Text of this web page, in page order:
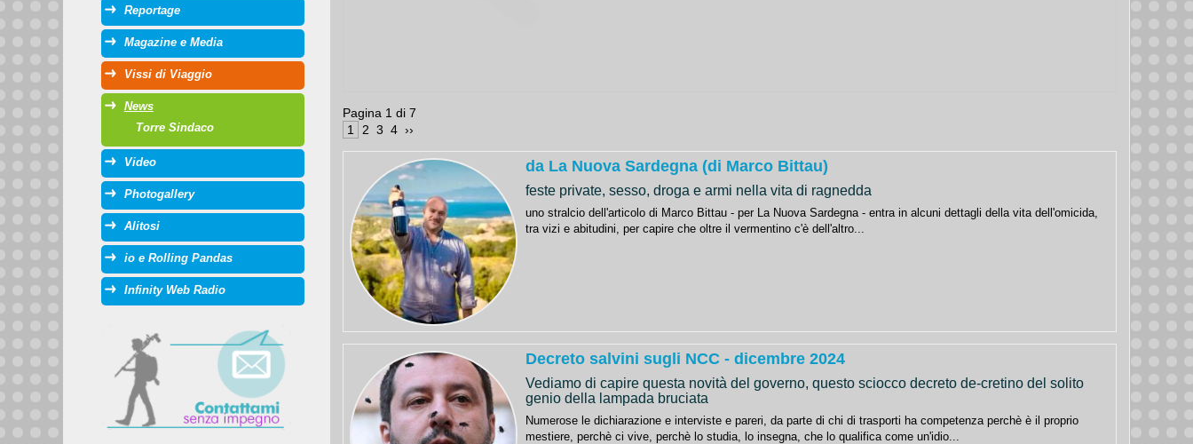
Pagina 1 di 7
1
2 3 4 ››
da La Nuova Sardegna (di Marco Bittau)
feste private, sesso, droga e armi nella vita di ragnedda
uno stralcio dell'articolo di Marco Bittau - per La Nuova Sardegna - entra in alcuni dettagli della vita dell'omicida,
tra vizi e abitudini, per capire che oltre il vermentino c'è dell'altro...
Decreto salvini sugli NCC - dicembre 2024
Vediamo di capire questa novità del governo, questo sciocco decreto de-cretino del solito
genio della lampada bruciata
Numerose le dichiarazione e interviste e pareri, da parte di chi di trasporti ha competenza perchè è il proprio
mestiere, perchè ci vive, perchè lo studia, lo insegna, che lo qualifica come un'idio...
Reportage
Magazine e Media
Vissi di Viaggio
News
Torre Sindaco
Video
Photogallery
Alitosi
io e Rolling Pandas
Infinity Web Radio